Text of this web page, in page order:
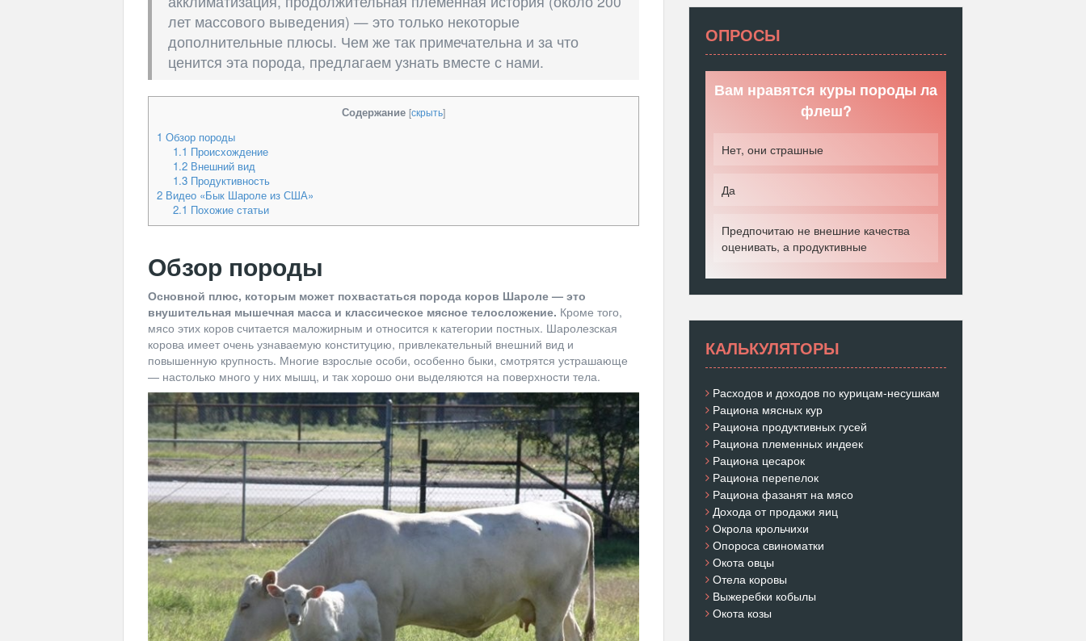
лет массового выведения) — это только некоторые
дополнительные плюсы. Чем же так примечательна и за что
ценится эта порода, предлагаем узнать вместе с нами.
Содержание [скрыть]
1 Обзор породы
1.1 Происхождение
1.2Внешний вид
1.3Продуктивность
2 Видео «Бык Шароле из США»
2.1 Похожие статьи
Обзор породы
Основной плюс, которым может похвастаться порода коров Шароле — это
внушительная мышечная масса и классическое мясное телосложение. Кроме того,
мясо этих коров считается маложирным и относится к категории постных. Шаролезская
корова имеет очень узнаваемую конституцию, привлекательный внешний вид и
повышенную крупность. Многие взрослые особи, особенно быки, смотрятся устрашающе
— настолько много у них мышц, и так хорошо они выделяются на поверхности тела.
ОПРОСЫ
Вам нравятся куры породы ла
флеш?
Нет, они страшные
Да
Предпочитаю не внешние качества
оценивать, а продуктивные
КАЛЬКУЛЯТОРЫ
Расходов и доходов по курицам-несушкам
Рациона мясных кур
Рациона продуктивных гусей
Рациона племенных индеек
Рациона цесарок
Рациона перепелок
Рациона фазанят на мясо
Дохода от продажи яиц
Окрола крольчихи
Опороса свиноматки
Окота овцы
Отела коровы
Выжеребки кобылы
Окота козы